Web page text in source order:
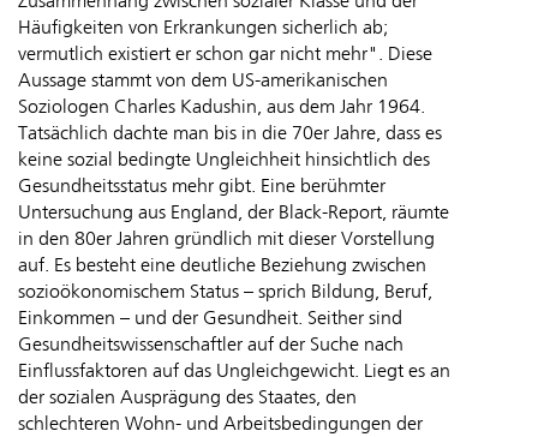
Häufigkeiten von Erkrankungen sicherlich ab;
vermutlich existiert er schon gar nicht mehr". Diese
Aussage stammt von dem US-amerikanischen
Soziologen Charles Kadushin, aus dem Jahr 1964.
Tatsächlich dachte man bis in die 70er Jahre, dass es
keine sozial bedingte Ungleichheit hinsichtlich des
Gesundheitsstatus mehr gibt. Eine berühmter
Untersuchung aus England, der Black-Report, räumte
in den 80er Jahren gründlich mit dieser Vorstellung
auf. Es besteht eine deutliche Beziehung zwischen
sozioökonomischem Status – sprich Bildung, Beruf,
Einkommen – und der Gesundheit. Seither sind
Gesundheitswissenschaftler auf der Suche nach
Einflussfaktoren auf das Ungleichgewicht. Liegt es an
der sozialen Ausprägung des Staates, den
schlechteren Wohn- und Arbeitsbedingungen der